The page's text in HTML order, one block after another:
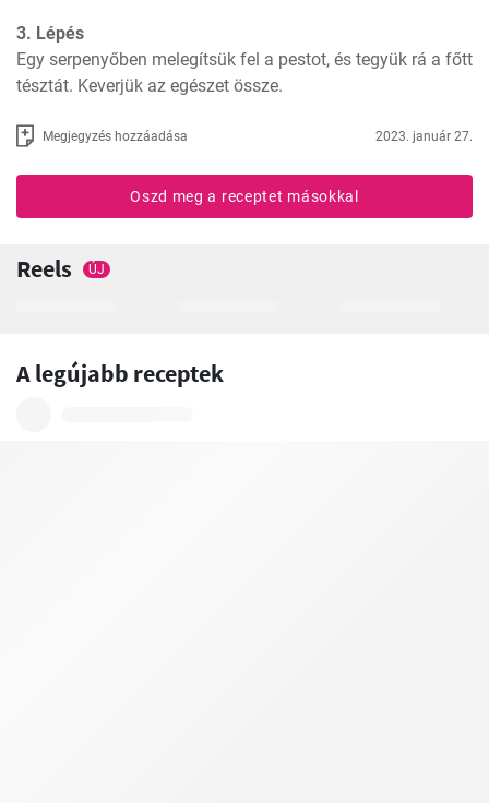
3. Lépés
Egy serpenyőben melegítsük fel a pestot, és tegyük rá a főtt
tésztát. Keverjük az egészet össze.
Megjegyzés hozzáadása 2023. január 27.
Oszd meg a receptet másokkal
Reels ÚJ
A legújabb receptek